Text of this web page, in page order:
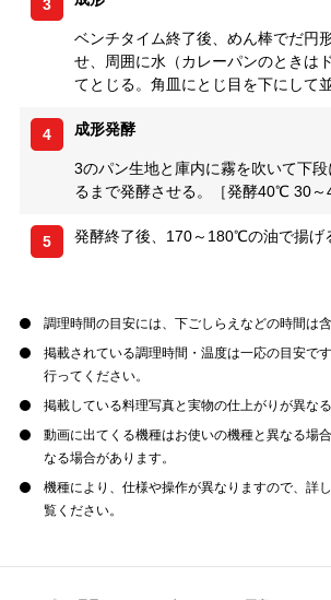
3
ベンチタイム終了後、めん棒でだ円
せ、周囲に水（カレーパンのときは
てとじる。角皿にとじ目を下にして並
4 成形発酵
3のパン生地と庫内に霧を吹いて下
るまで発酵させる。［発酵40℃ 30～
5 発酵終了後、170～180℃の油で揚げ
調理時間の目安には、下ごしらえなどの時間は含
掲載されている調理時間・温度は一応の目安で
行ってください。
掲載している料理写真と実物の仕上がりが異な
動画に出てくる機種はお使いの機種と異なる場
なる場合があります。
機種により、仕様や操作が異なりますので、詳
覧ください。